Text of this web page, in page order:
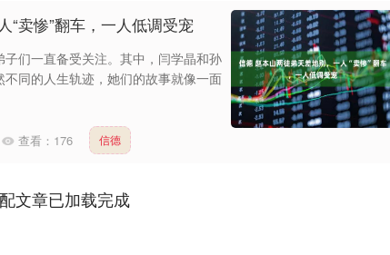
“卖惨”翻车，一人低调受宠
们一直备受关注。其中，闫学晶和孙
同的人生轨迹，她们的故事就像一面
查看： 176 信德
文章已加载完成